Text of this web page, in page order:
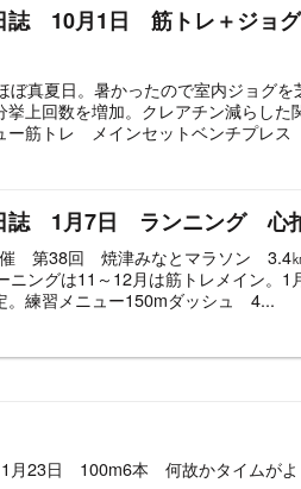
誌 10月1日 筋トレ＋ジョ
ぼ真夏日。暑かったので室内ジョグ
挙上回数を増加。クレアチン減らした
ー筋トレ メインセットベンチプレ
誌 1月7日 ランニング 心
第38回 焼津みなとマラソン 3.4㎞
ニングは11～12月は筋トレメイン。
。練習メニュー150mダッシュ 4...
月23日 100m6本 何故かタイムがよ